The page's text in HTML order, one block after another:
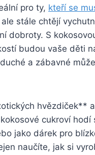
pro ty, kteří se
ale stále chtějí
dobroty. S
budou vaše děti
a zábavné
hvězdiček** a
cukroví hodí
jako dárek pro
naučíte, jak si